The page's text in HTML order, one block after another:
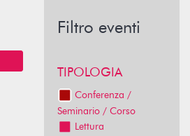
Filtro eventi
TIPOLOGIA
Conferenza /
Seminario / Corso
Lettura